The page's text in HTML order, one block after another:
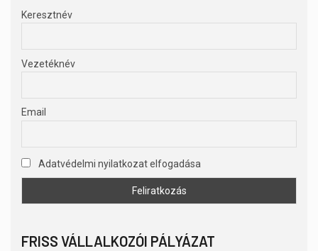
Keresztnév
Vezetéknév
Email
Adatvédelmi nyilatkozat elfogadása
FRISS VÁLLALKOZÓI PÁLYÁZAT